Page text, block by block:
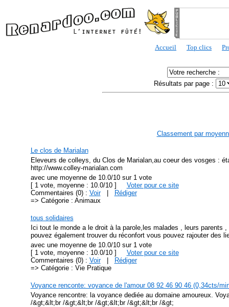
Accueil Top clics
Résultats par page :
Classement par
Le clos de Marialan
Eleveurs de colleys, du Clos de Marialan,au coeur des vosges :
http://www.colley-marialan.com
avec une moyenne de 10.0/10 sur 1 vote
[ 1 vote, moyenne : 10.0/10 ]
Voter pour ce site
Commentaires (0) : Voir|
Rédiger
=> Catégorie : Animaux
tous solidaires
Ici tout le monde a le droit à la parole,les malades , leurs
pouvez également trouver du réconfort vous pouvez rajouter des
avec une moyenne de 10.0/10 sur 1 vote
[ 1 vote, moyenne : 10.0/10 ]
Voter pour ce site
Commentaires (0) : Voir|
Rédiger
=> Catégorie : Vie Pratique
Voyance renconte: voyance de l'amour 08 92 46 90 46 (0,34cts/
Voyance rencontre: la voyance dediée au domaine amoureux.
/&gt;&lt;br /&gt;&lt;br /&gt;&lt;br /&gt;&lt;br /&gt;